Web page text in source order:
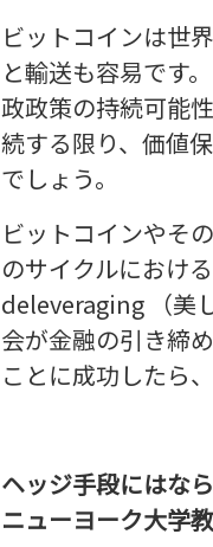
ビットコインは世
と輸送も容易です
政政策の持続可能
続する限り、価値
でしょう。
ビットコインやそ
のサイクルにおけ
deleveraging （美
会が金融の引き締
ことに成功したら
ヘッジ手段にはな
ニューヨーク大学